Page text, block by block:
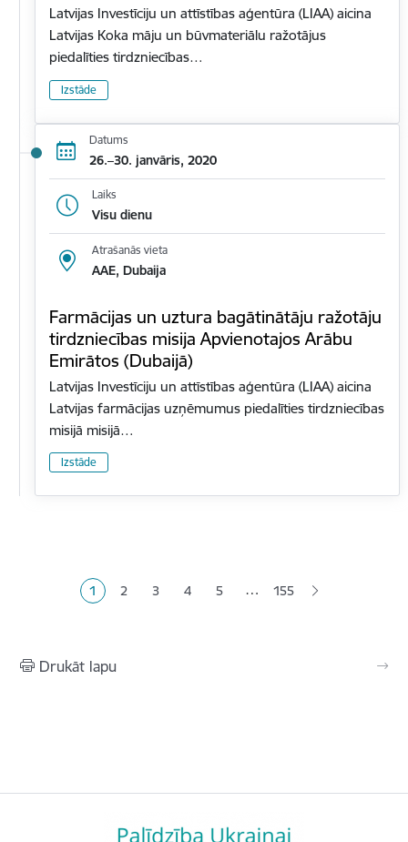
Latvijas Investīciju un attīstības aģentūra (LIAA) aicina
Latvijas Koka māju un būvmateriālu ražotājus
piedalīties tirdzniecības…
Izstāde
Datums
26.–30. janvāris, 2020
Laiks
Visu dienu
Atrašanās vieta
AAE, Dubaija
Farmācijas un uztura bagātinātāju ražotāju
tirdzniecības misija Apvienotajos Arābu
Emirātos (Dubaijā)
Latvijas Investīciju un attīstības aģentūra (LIAA) aicina
Latvijas farmācijas uzņēmumus piedalīties tirdzniecības
misijā misijā…
Izstāde
Pašreizējā lapa
1 Lapa
2 Lapa
3 Lapa
4 Lapa
5 … 155
Drukāt lapu